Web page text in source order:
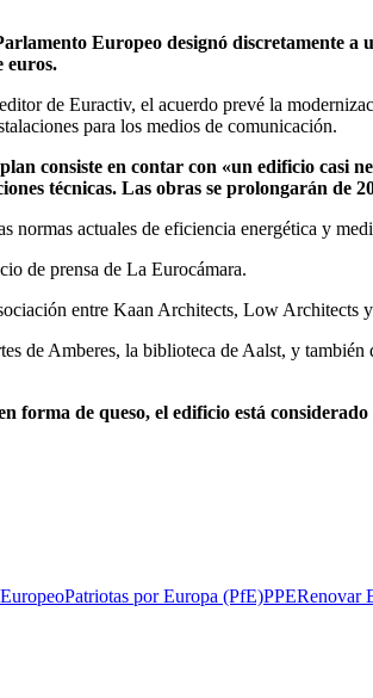
Europeo designó discretamente
euros.
de Euractiv, el acuerdo prevé la
para los medios de comunicación.
consiste en contar con «un edificio casi
técnicas. Las obras se prolongarán de
actuales de eficiencia energética y
de prensa de La Eurocámara.
entre Kaan Architects, Low
de Amberes, la biblioteca de Aalst, y
forma de queso, el edificio está
Patriotas por Europa (PfE)PPERenovar